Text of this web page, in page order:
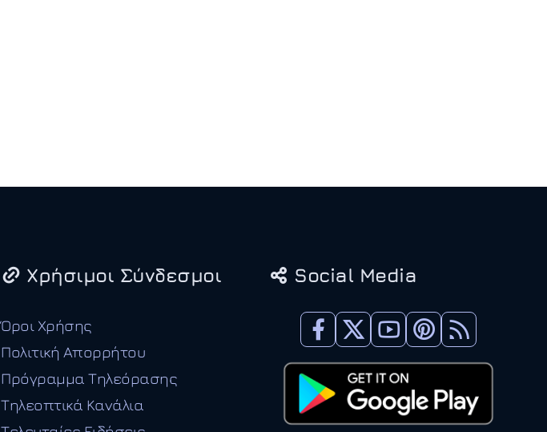
Χρήσιμοι Σύνδεσμοι
Όροι Χρήσης
Πολιτική Απορρήτου
Πρόγραμμα Τηλεόρασης
Τηλεοπτικά Κανάλια
Social Media